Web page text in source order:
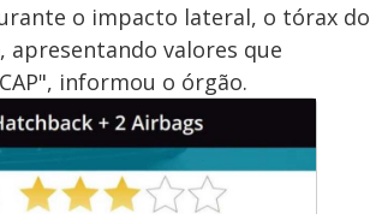
o impacto lateral, o tórax do
valores que
informou o órgão.